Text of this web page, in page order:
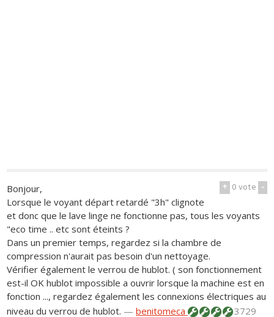
+ 0vote -
Bonjour,
Lorsque le voyant départ retardé "3h" clignote
et donc que le lave linge ne fonctionne pas, tous les voyants
"eco time .. etc sont éteints ?
Dans un premier temps, regardez si la chambre de
compression n'aurait pas besoin d'un nettoyage.
Vérifier également le verrou de hublot. ( son fonctionnement
est-il OK hublot impossible a ouvrir lorsque la machine est en
fonction ..., regardez également les connexions électriques au
niveau du verrou de hublot. —benitomeca 3729